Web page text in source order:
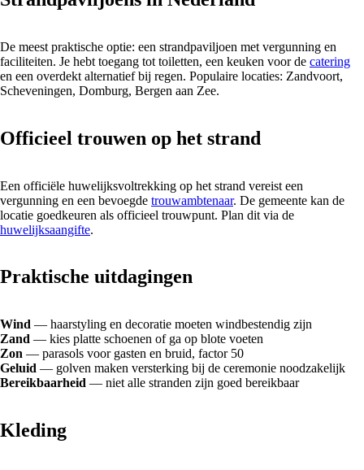
De meest praktische optie: een strandpaviljoen met vergunning en
faciliteiten. Je hebt toegang tot toiletten, een keuken voor de catering
en een overdekt alternatief bij regen. Populaire locaties: Zandvoort,
Scheveningen, Domburg, Bergen aan Zee.
Officieel trouwen op het strand
Een officiële huwelijksvoltrekking op het strand vereist een
vergunning en een bevoegde trouwambtenaar. De gemeente kan de
locatie goedkeuren als officieel trouwpunt. Plan dit via de
huwelijksaangifte.
Praktische uitdagingen
Wind — haarstyling en decoratie moeten windbestendig zijn
Zand — kies platte schoenen of ga op blote voeten
Zon — parasols voor gasten en bruid, factor 50
Geluid — golven maken versterking bij de ceremonie noodzakelijk
Bereikbaarheid — niet alle stranden zijn goed bereikbaar
Kleding